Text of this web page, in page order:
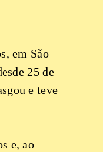
em São
25 de
e teve
e, ao